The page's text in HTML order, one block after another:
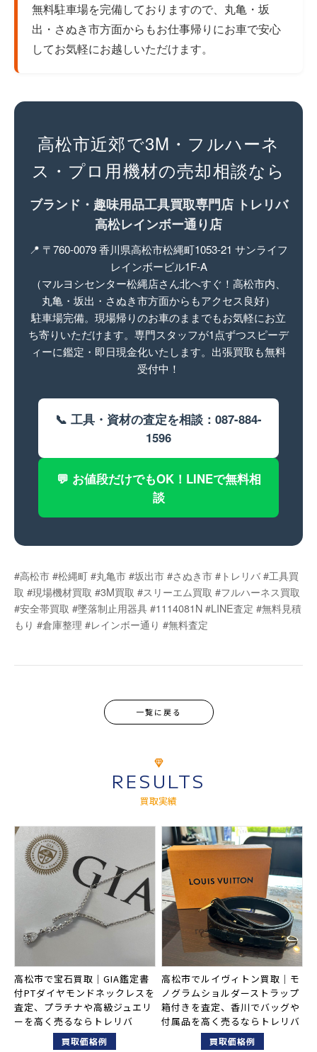
無料駐車場を完備しておりますので、丸亀・坂
出・さぬき市方面からもお仕事帰りにお車で安心
してお気軽にお越しいただけます。
高松市近郊で3M・フルハーネ
ス・プロ用機材の売却相談なら
ブランド・趣味用品工具買取専門店 トレリバ
高松レインボー通り店
📍 〒760-0079 香川県高松市松縄町1053-21 サンライフ
レインボービル1F-A
（マルヨシセンター松縄店さん北へすぐ！高松市内、
丸亀・坂出・さぬき市方面からもアクセス良好）
駐車場完備。現場帰りのお車のままでもお気軽にお立
ち寄りいただけます。専門スタッフが1点ずつスピーデ
ィーに鑑定・即日現金化いたします。出張買取も無料
受付中！
📞 工具・資材の査定を相談：087-884-
1596
💬 お値段だけでもOK！LINEで無料相
談
#高松市 #松縄町 #丸亀市 #坂出市 #さぬき市 #トレリバ #工具買
取 #現場機材買取 #3M買取 #スリーエム買取 #フルハーネス買取
#安全帯買取 #墜落制止用器具 #1114081N #LINE査定 #無料見積
もり #倉庫整理 #レインボー通り #無料査定
一覧に戻る
RESULTS
買取実績
高松市で宝石買取｜GIA鑑定書
付PTダイヤモンドネックレスを
査定、プラチナや高級ジュエリ
ーを高く売るならトレリバ
買取価格例
高松市でルイヴィトン買取｜モ
ノグラムショルダーストラップ
箱付きを査定、香川でバッグや
付属品を高く売るならトレリバ
買取価格例